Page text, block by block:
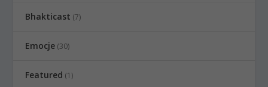
Bhakticast (7)
Emocje (30)
Featured (1)